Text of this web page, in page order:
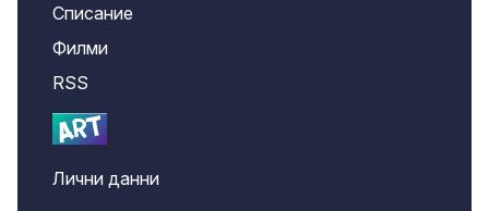
Списание
Филми
RSS
Лични данни